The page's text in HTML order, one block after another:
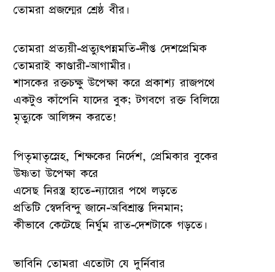
তোমরা প্রজন্মের শ্রেষ্ঠ বীর।
তোমরা প্রত্যয়ী-প্রত্যুৎপন্নমতি-দীপ্ত দেশপ্রেমিক
তোমরাই কাণ্ডারী-আগামীর।
শাসকের রক্তচক্ষু উপেক্ষা করে প্রকাশ্য রাজপথে
একটুও কাঁপেনি যাদের বুক; টগবগে রক্ত বিলিয়ে
মৃত্যুকে আলিঙ্গন করতে!
পিতৃমাতৃস্নেহ, শিক্ষকের নির্দেশ, প্রেমিকার বুকের
উষ্ণতা উপেক্ষা করে
এসেছ নিরস্ত্র হাতে-ন্যায়ের পথে লড়তে
প্রতিটি স্বেদবিন্দু জানে-অবিশ্রান্ত দিনমান;
কীভাবে কেটেছে নির্ঘুম রাত-দেশটাকে গড়তে।
ভাবিনি তোমরা এতোটা যে দুর্নিবার